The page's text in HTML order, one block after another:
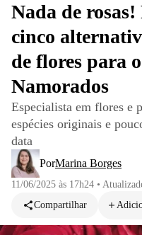
Nada de
cinco
de flores para
Namorados
Especialista em flores e
espécies originais e
data
PorMarina Borges
11/06/2025 às 17h24 •
Compartilhar